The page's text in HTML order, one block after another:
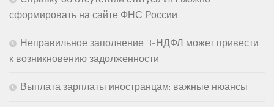
сформировать на сайте ФНС России
Неправильное заполнение 3-НДФЛ может привести
к возникновению задолженности
Выплата зарплаты иностранцам: важные нюансы